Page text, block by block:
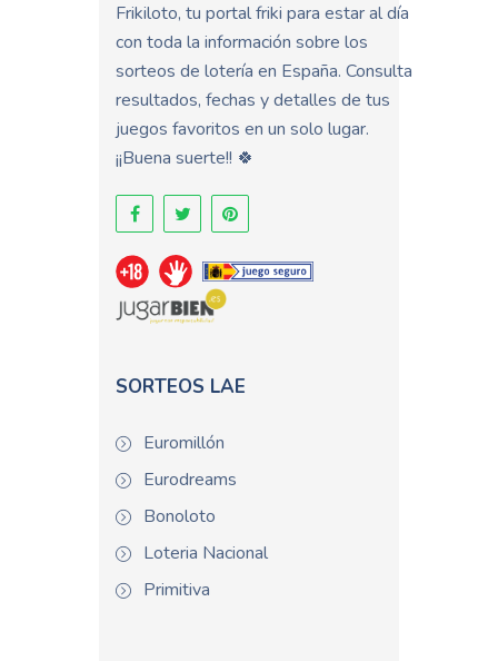
Frikiloto, tu portal friki para estar al día
con toda la información sobre los
sorteos de lotería en España. Consulta
resultados, fechas y detalles de tus
juegos favoritos en un solo lugar.
¡¡Buena suerte!! 🍀
SORTEOS LAE
Euromillón
Eurodreams
Bonoloto
Loteria Nacional
Primitiva